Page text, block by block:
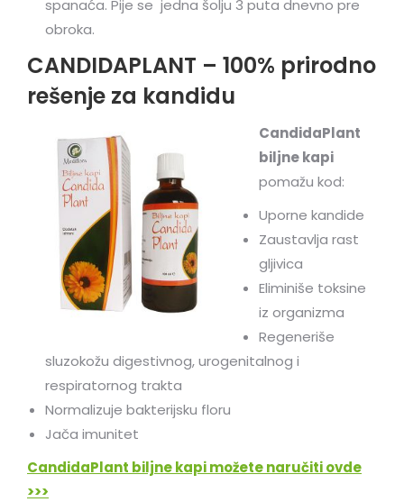
spanaća. Pije se jedna šolju 3 puta dnevno pre
obroka.
CANDIDAPLANT – 100% prirodno
rešenje za kandidu
CandidaPlant
biljne kapi
pomažu kod:
Uporne kandide
Zaustavlja rast
gljivica
Eliminiše toksine
iz organizma
Regeneriše
sluzokožu digestivnog, urogenitalnog i
respiratornog trakta
Normalizuje bakterijsku floru
Jača imunitet
CandidaPlant biljne kapi možete naručiti ovde
>>>